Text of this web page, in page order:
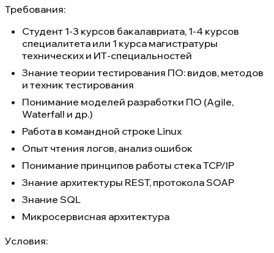
Требования:
Студент 1-3 курсов бакалавриата, 1-4 курсов
специалитета или 1 курса магистратуры
технических и ИТ-специальностей
Знание теории тестирования ПО: видов, методов
и техник тестирования
Понимание моделей разработки ПО (Agile,
Waterfall и др.)
Работа в командной строке Linux
Опыт чтения логов, анализ ошибок
Понимание принципов работы стека TCP/IP
Знание архитектуры REST, протокола SOAP
Знание SQL
Микросервисная архитектура
Условия: